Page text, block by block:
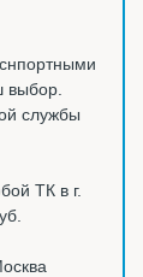
выбор.
службы
ТК в г.